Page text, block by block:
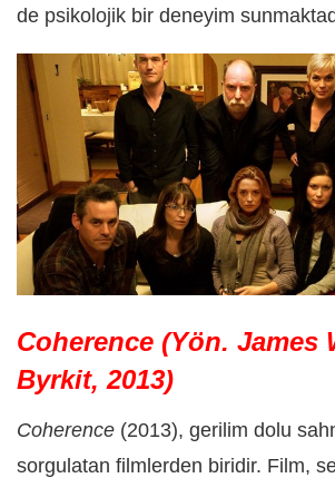
de psikolojik bir deneyim
Coherence (Yön. James
Byrkit, 2013)
Coherence (2013), gerilim dolu
sorgulatan filmlerden biridir. Film,